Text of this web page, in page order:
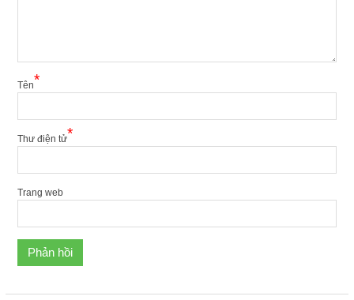
Tên*
Thư điện tử*
Trang web